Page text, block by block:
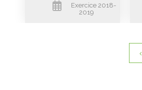
Exercice 2018-
2019